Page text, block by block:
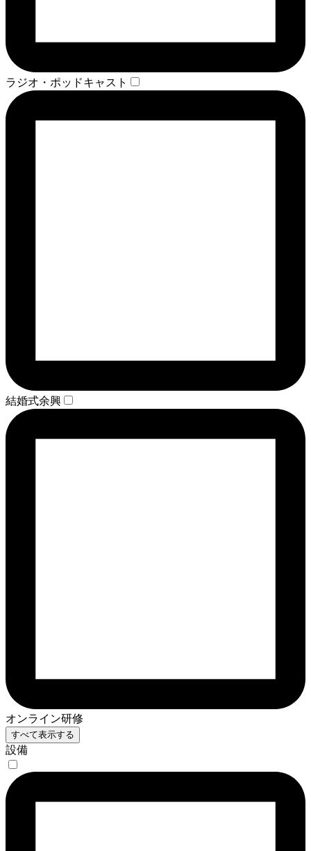
ラジオ・ポッドキャスト
結婚式余興
オンライン研修
すべて表示する
設備